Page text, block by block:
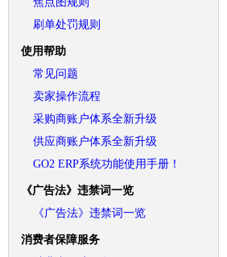
刷单处罚规则
使用帮助
常见问题
卖家操作流程
采购商账户体系全新升级
供应商账户体系全新升级
GO2 ERP系统功能使用手册！
《广告法》违禁词一览
《广告法》违禁词一览
消费者保障服务